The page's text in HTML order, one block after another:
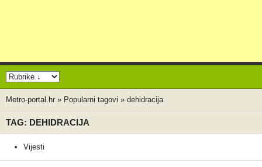
Metro-portal.hr » Popularni tagovi » dehidracija
TAG: DEHIDRACIJA
Vijesti